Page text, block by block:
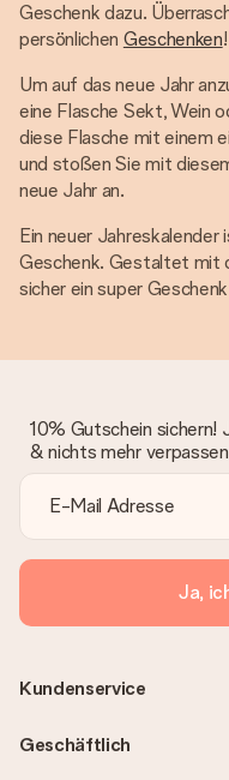
Geschenk dazu.
persönlichen Geschenken!
Um auf das neue Jahr
eine Flasche Sekt, Wein
diese Flasche mit einem
und stoßen Sie mit
neue Jahr an.
Ein neuer
Geschenk. Gestaltet mit
sicher ein super
10% Gutschein
& nichts mehr
Ja,
Kundenservice
Geschäftlich